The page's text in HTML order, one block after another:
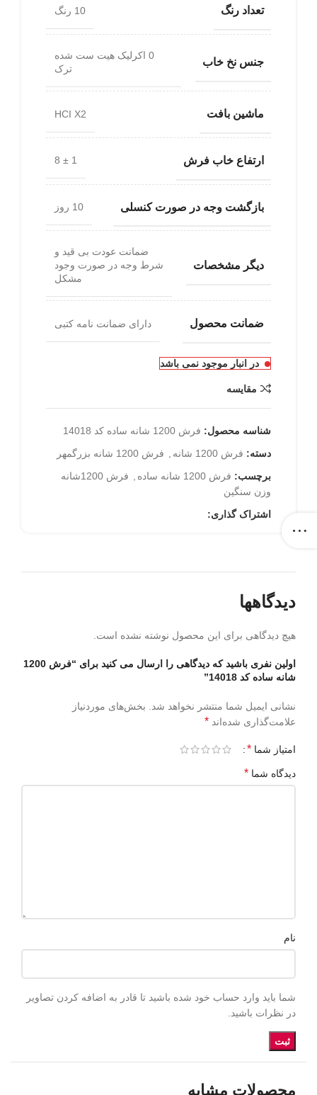
تعداد رنگ 10 رنگ
جنس نخ خاب
0 اکرلیک هیت ست شده
ترک
ماشین بافت HCI X2
ارتفاع خاب فرش 1 ± 8
بازگشت وجه در صورت کنسلی 10 روز
دیگر مشخصات
ضمانت عودت بی قید و
شرط وجه در صورت وجود
مشکل
ضمانت محصول دارای ضمانت نامه کتبی
در انبار موجود نمی باشد
مقایسه
شناسه محصول: فرش 1200 شانه ساده کد 14018
دسته: فرش 1200 شانه , فرش 1200 شانه بزرگمهر
برچسب: فرش 1200 شانه ساده ,
فرش 1200شانه
وزن سنگین
اشتراک گذاری:
دیدگاهها
هیچ دیدگاهی برای این محصول نوشته نشده است.
اولین نفری باشید که دیدگاهی را ارسال می کنید برای “فرش 1200
شانه ساده کد 14018”
نشانی ایمیل شما منتشر نخواهد شد. بخش‌های موردنیاز
علامت‌گذاری شده‌اند *
امتیاز شما *
دیدگاه شما *
نام
شما باید وارد حساب خود شده باشید تا قادر به اضافه کردن تصاویر
در نظرات باشید.
محصولات مشابه